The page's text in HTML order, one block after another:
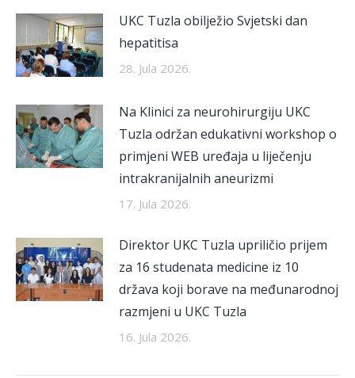
UKC Tuzla obilježio Svjetski dan
hepatitisa
28. Jula 2026.
Na Klinici za neurohirurgiju UKC
Tuzla održan edukativni workshop o
primjeni WEB uređaja u liječenju
intrakranijalnih aneurizmi
17. Jula 2026.
Direktor UKC Tuzla upriličio prijem
za 16 studenata medicine iz 10
država koji borave na međunarodnoj
razmjeni u UKC Tuzla
16. Jula 2026.